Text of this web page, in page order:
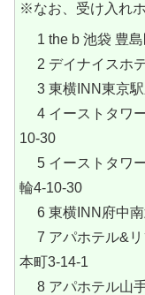
※なお、受け入れホ
1 the b 池袋 豊島
2 デイナイスホ
3 東横INN東京
4 イーストタワ
10-30
5 イーストタワ
輪4-10-30
6 東横INN府中南
7 アパホテル&リ
本町3-14-1
8 アパホテル山